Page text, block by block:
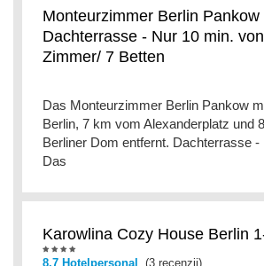
Monteurzimmer Berlin Pankow
Dachterrasse - Nur 10 min.
Zimmer/ 7 Betten
Das Monteurzimmer Berlin Pankow
Berlin, 7 km vom Alexanderplatz und
Berliner Dom entfernt. Dachterrasse -
Das
Karowlina Cozy House Berlin
8.7 Hotelpersonal (3 recenzii)